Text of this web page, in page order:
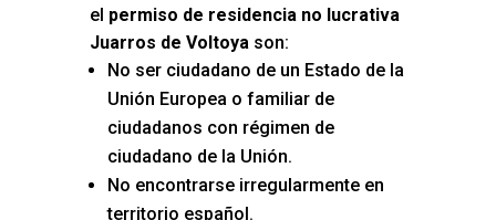
el permiso de residencia no lucrativa
Juarros de Voltoyason:
No ser ciudadano de un Estado de la
Unión Europea o familiar de
ciudadanos con régimen de
ciudadano de la Unión.
No encontrarse irregularmente en
territorio español.